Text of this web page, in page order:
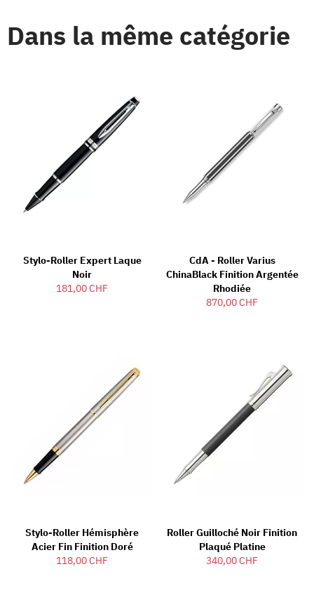
Dans la même catégorie
Stylo-Roller Expert Laque
Noir
181,00 CHF
CdA - Roller Varius
ChinaBlack Finition Argentée
Rhodiée
870,00 CHF
Stylo-Roller Hémisphère
Acier Fin Finition Doré
118,00 CHF
Roller Guilloché Noir Finition
Plaqué Platine
340,00 CHF